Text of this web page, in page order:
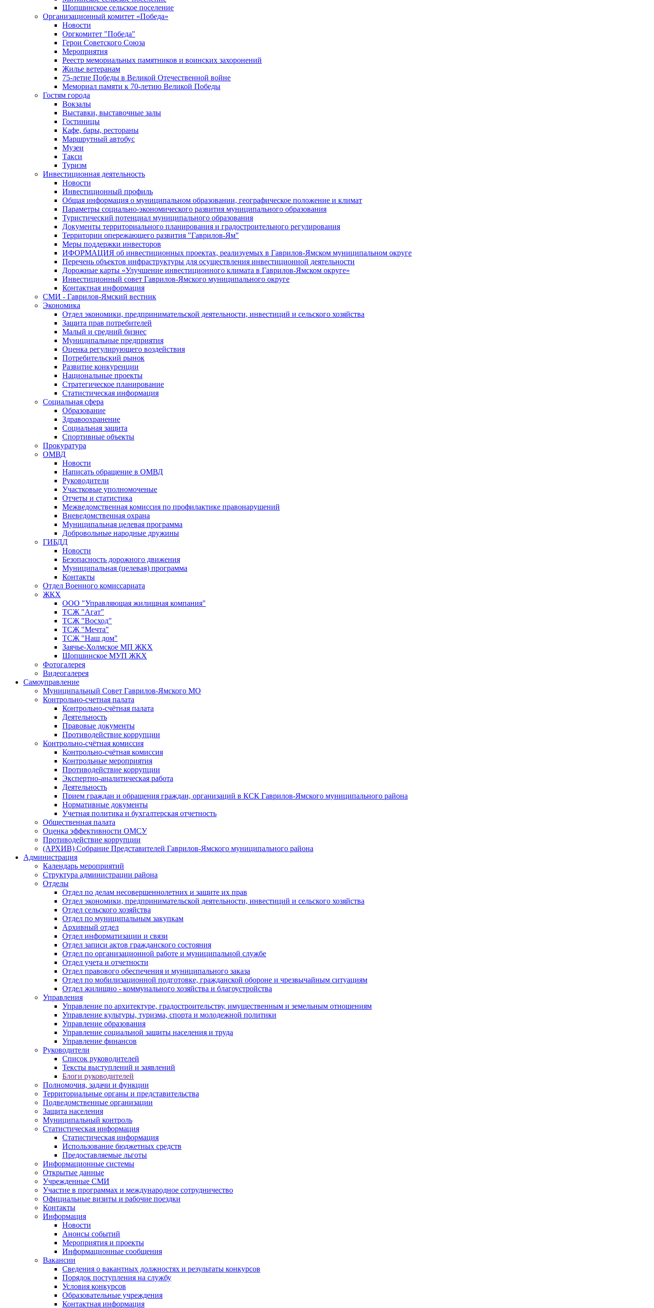
Шопшинское сельское поселение
Организационный комитет «Победа»
Новости
Оргкомитет "Победа"
Герои Советского Союза
Мероприятия
Реестр мемориальных памятников и воинских захоронений
Жилье ветеранам
75-летие Победы в Великой Отечественной войне
Мемориал памяти к 70-летию Великой Победы
Гостям города
Вокзалы
Выставки, выставочные залы
Гостиницы
Кафе, бары, рестораны
Маршрутный автобус
Музеи
Такси
Туризм
Инвестиционная деятельность
Новости
Инвестиционный профиль
Общая информация о муниципальном образовании, географическое положение и климат
Параметры социально-экономического развития муниципального образования
Туристический потенциал муниципального образования
Документы территориального планирования и градостроительного регулирования
Территории опережающего развития "Гаврилов-Ям"
Меры поддержки инвесторов
ИФОРМАЦИЯ об инвестиционных проектах, реализуемых в Гаврилов-Ямском муниципальном округе
Перечень объектов инфраструктуры для осуществления инвестиционной деятельности
Дорожные карты «Улучшение инвестиционного климата в Гаврилов-Ямском округе»
Инвестиционный совет Гаврилов-Ямского муниципального округе
Контактная информация
СМИ - Гаврилов-Ямский вестник
Экономика
Отдел экономики, предпринимательской деятельности, инвестиций и сельского хозяйства
Защита прав потребителей
Малый и средний бизнес
Муниципальные предприятия
Оценка регулирующего воздействия
Потребительский рынок
Развитие конкуренции
Национальные проекты
Стратегическое планирование
Статистическая информация
Социальная сфера
Образование
Здравоохранение
Социальная защита
Спортивные объекты
Прокуратура
ОМВД
Новости
Написать обращение в ОМВД
Руководители
Участковые уполномоченые
Отчеты и статистика
Межведомственная комиссия по профилактике правонарушений
Вневедомственная охрана
Муниципальная целевая программа
Добровольные народные дружины
ГИБДД
Новости
Безопасность дорожного движения
Муниципальная (целевая) программа
Контакты
Отдел Военного комиссариата
ЖКХ
ООО "Управляющая жилищная компания"
ТСЖ "Агат"
ТСЖ "Восход"
ТСЖ "Мечта"
ТСЖ "Наш дом"
Заячье-Холмское МП ЖКХ
Шопшинское МУП ЖКХ
Фотогалерея
Видеогалерея
Самоуправление
Муниципальный Совет Гаврилов-Ямского МО
Контрольно-счетная палата
Контрольно-счётная палата
Деятельность
Правовые документы
Противодействие коррупции
Контрольно-счётная комиссия
Контрольно-счётная комиссия
Контрольные мероприятия
Противодействие коррупции
Экспертно-аналитическая работа
Деятельность
Прием граждан и обращения граждан, организаций в КСК Гаврилов-Ямского муниципального района
Нормативные документы
Учетная политика и бухгалтерская отчетность
Общественная палата
Оценка эффективности ОМСУ
Противодействие коррупции
(АРХИВ) Собрание Представителей Гаврилов-Ямского муниципального района
Администрация
Календарь мероприятий
Структура администрации района
Отделы
Отдел по делам несовершеннолетних и защите их прав
Отдел экономики, предпринимательской деятельности, инвестиций и сельского хозяйства
Отдел сельского хозяйства
Отдел по муниципальным закупкам
Архивный отдел
Отдел информатизации и связи
Отдел записи актов гражданского состояния
Отдел по организационной работе и муниципальной службе
Отдел учета и отчетности
Отдел правового обеспечения и муниципального заказа
Отдел по мобилизационной подготовке, гражданской обороне и чрезвычайным ситуациям
Отдел жилищно - коммунального хозяйства и благоустройства
Управления
Управление по архитектуре, градостроительству, имущественным и земельным отношениям
Управление культуры, туризма, спорта и молодежной политики
Управление образования
Управление социальной защиты населения и труда
Управление финансов
Руководители
Список руководителей
Тексты выступлений и заявлений
Блоги руководителей
Полномочия, задачи и функции
Территориальные органы и представительства
Подведомственные организации
Защита населения
Муниципальный контроль
Статистическая информация
Статистическая информация
Использование бюджетных средств
Предоставляемые льготы
Информационные системы
Открытые данные
Учрежденные СМИ
Участие в программах и международное сотрудничество
Официальные визиты и рабочие поездки
Контакты
Информация
Новости
Анонсы событий
Мероприятия и проекты
Информационные сообщения
Вакансии
Сведения о вакантных должностях и результаты конкурсов
Порядок поступления на службу
Условия конкурсов
Образовательные учреждения
Контактная информация